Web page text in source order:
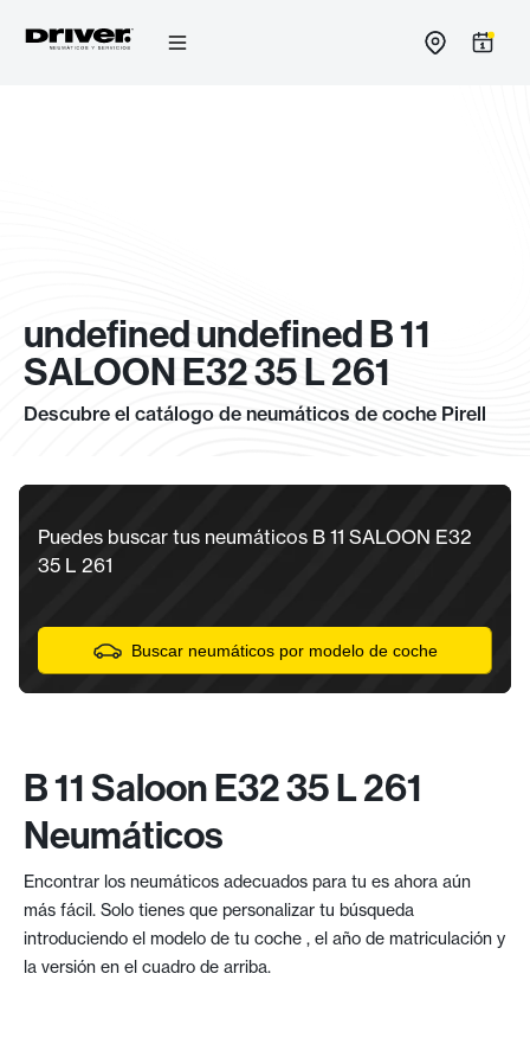
undefined undefined B 11
SALOON E32 35 L 261
Descubre el catálogo de neumáticos de coche Pirell
Puedes buscar tus neumáticos B 11 SALOON E32
35 L 261
Buscar neumáticos por modelo de coche
B 11 Saloon E32 35 L 261
Neumáticos
Encontrar los neumáticos adecuados para tu es ahora aún
más fácil. Solo tienes que personalizar tu búsqueda
introduciendo el modelo de tu coche , el año de matriculación y
la versión en el cuadro de arriba.